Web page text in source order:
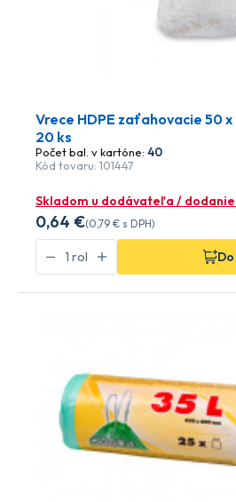
Vrece HDPE zaťahovacie 50
20 ks
Počet bal. v kartóne: 40
Kód tovaru: 101447
Skladom u dodávateľa /
0,64 €(0,79 € s DPH)